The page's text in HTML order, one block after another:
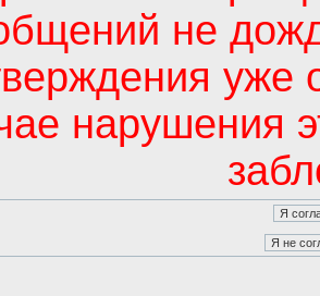
не
уже
нарушения